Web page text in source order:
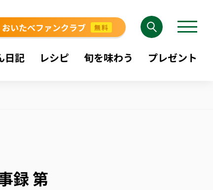
おいたべファンクラブ 無料
日記 レシピ 旬を味わう プレゼント
録 第